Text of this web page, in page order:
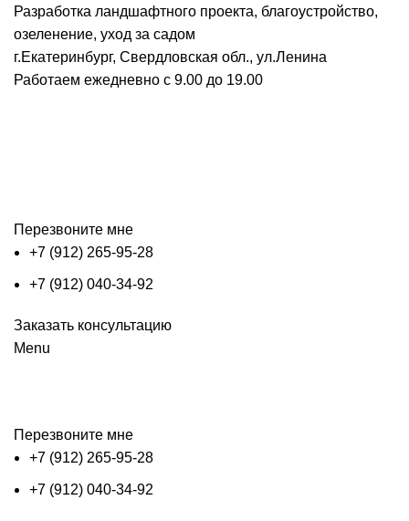
Разработка ландшафтного проекта, благоустройство,
озеленение, уход за садом
г.Екатеринбург, Свердловская обл., ул.Ленина
Работаем ежедневно с 9.00 до 19.00
Перезвоните мне
+7 (912) 265-95-28
+7 (912) 040-34-92
Заказать консультацию
Menu
Перезвоните мне
+7 (912) 265-95-28
+7 (912) 040-34-92